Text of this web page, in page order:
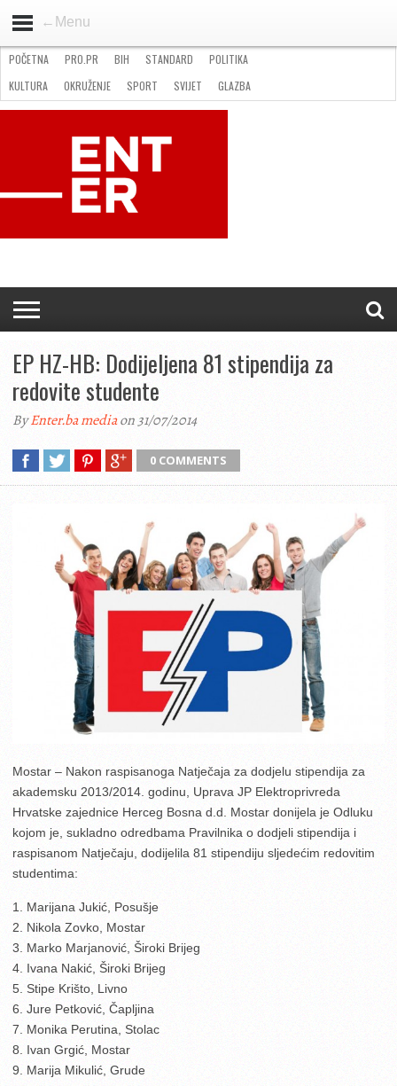
←Menu
STANDARD
GOSPODARSTVO
OKRUŽENJE
POČETNA PRO.PR BIH STANDARD
POLITIKA
KULTURA
OKRUŽENJE SPORT SVIJET
GLAZBA
NATJEČAJI
FILMING LOCATION IN BH KONTAKT
EP HZ-HB: Dodijeljena 81 stipendija za
redovite studente
ByEnter.ba mediaon 31/07/2014
0 COMMENTS
Mostar – Nakon raspisanoga Natječaja za dodjelu stipendija za
akademsku 2013/2014. godinu, Uprava JP Elektroprivreda
Hrvatske zajednice Herceg Bosna d.d. Mostar donijela je Odluku
kojom je, sukladno odredbama Pravilnika o dodjeli stipendija i
raspisanom Natječaju, dodijelila 81 stipendiju sljedećim redovitim
studentima:
1. Marijana Jukić, Posušje
2. Nikola Zovko, Mostar
3. Marko Marjanović, Široki Brijeg
4. Ivana Nakić, Široki Brijeg
5. Stipe Krišto, Livno
6. Jure Petković, Čapljina
7. Monika Perutina, Stolac
8. Ivan Grgić, Mostar
9. Marija Mikulić, Grude